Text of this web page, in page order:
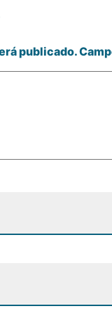
publicado.